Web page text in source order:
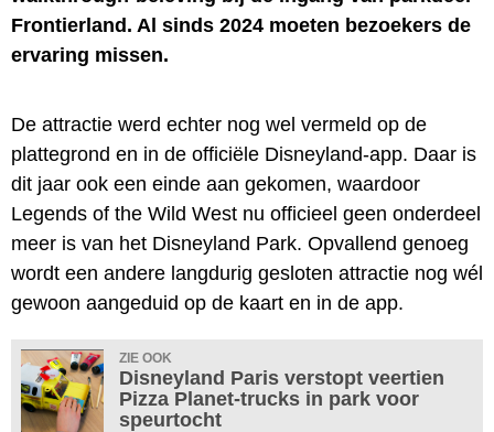
Frontierland. Al sinds 2024 moeten bezoekers de
ervaring missen.
De attractie werd echter nog wel vermeld op de
plattegrond en in de officiële Disneyland-app. Daar is
dit jaar ook een einde aan gekomen, waardoor
Legends of the Wild West nu officieel geen onderdeel
meer is van het Disneyland Park. Opvallend genoeg
wordt een andere langdurig gesloten attractie nog wél
gewoon aangeduid op de kaart en in de app.
ZIE OOK
Disneyland Paris verstopt veertien
Pizza Planet-trucks in park voor
speurtocht